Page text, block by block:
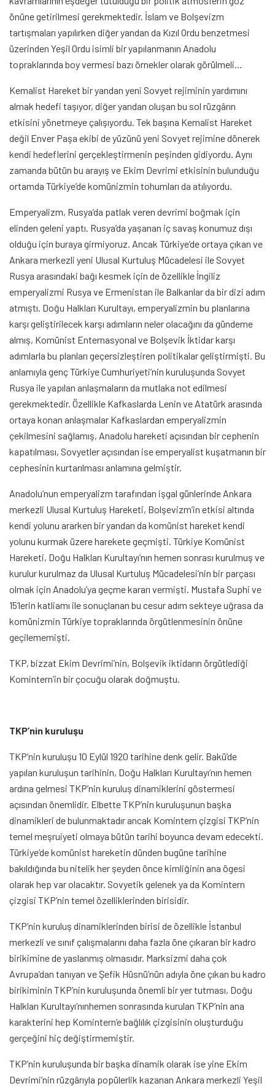
önüne getirilmesi gerekmektedir. İslam ve Bolşevizm
tartışmaları yapılırken diğer yandan da Kızıl Ordu benzetmesi
üzerinden Yeşil Ordu isimli bir yapılanmanın Anadolu
topraklarında boy vermesi bazı örnekler olarak görülmeli…
Kemalist Hareket bir yandan yeni Sovyet rejiminin yardımını
almak hedefi taşıyor, diğer yandan oluşan bu sol rüzgârın
etkisini yönetmeye çalışıyordu. Tek başına Kemalist Hareket
değil Enver Paşa ekibi de yüzünü yeni Sovyet rejimine dönerek
kendi hedeflerini gerçekleştirmenin peşinden gidiyordu. Aynı
zamanda bütün bu arayış ve Ekim Devrimi etkisinin bulunduğu
ortamda Türkiye’de komünizmin tohumları da atılıyordu.
Emperyalizm, Rusya’da patlak veren devrimi boğmak için
elinden geleni yaptı. Rusya’da yaşanan iç savaş konumuz dışı
olduğu için buraya girmiyoruz. Ancak Türkiye’de ortaya çıkan ve
Ankara merkezli yeni Ulusal Kurtuluş Mücadelesi ile Sovyet
Rusya arasındaki bağı kesmek için de özellikle İngiliz
emperyalizmi Rusya ve Ermenistan ile Balkanlar da bir dizi adım
atmıştı. Doğu Halkları Kurultayı, emperyalizmin bu planlarına
karşı geliştirilecek karşı adımların neler olacağını da gündeme
almış, Komünist Enternasyonal ve Bolşevik İktidar karşı
adımlarla bu planları geçersizleştiren politikalar geliştirmişti. Bu
anlamıyla genç Türkiye Cumhuriyeti’nin kuruluşunda Sovyet
Rusya ile yapılan anlaşmaların da mutlaka not edilmesi
gerekmektedir. Özellikle Kafkaslarda Lenin ve Atatürk arasında
ortaya konan anlaşmalar Kafkaslardan emperyalizmin
çekilmesini sağlamış, Anadolu hareketi açısından bir cephenin
kapatılması, Sovyetler açısından ise emperyalist kuşatmanın bir
cephesinin kurtarılması anlamına gelmiştir.
Anadolu’nun emperyalizm tarafından işgal günlerinde Ankara
merkezli Ulusal Kurtuluş Hareketi, Bolşevizm’in etkisi altında
kendi yolunu ararken bir yandan da komünist hareket kendi
yolunu kurmak üzere harekete geçmişti. Türkiye Komünist
Hareketi, Doğu Halkları Kurultayı’nın hemen sonrası kurulmuş ve
kurulur kurulmaz da Ulusal Kurtuluş Mücadelesi’nin bir parçası
olmak için Anadolu’ya geçme kararı vermişti. Mustafa Suphi ve
15’lerin katliamı ile sonuçlanan bu cesur adım sekteye uğrasa da
komünizmin Türkiye topraklarında örgütlenmesinin önüne
geçilememişti.
TKP, bizzat Ekim Devrimi’nin, Bolşevik iktidarın örgütlediği
Komintern’in bir çocuğu olarak doğmuştu.
TKP’nin kuruluşu
TKP’nin kuruluşu 10 Eylül 1920 tarihine denk gelir. Bakü’de
yapılan kuruluşun tarihinin, Doğu Halkları Kurultayı’nın hemen
ardına gelmesi TKP’nin kuruluş dinamiklerini göstermesi
açısından önemlidir. Elbette TKP’nin kuruluşunun başka
dinamikleri de bulunmaktadır ancak Komintern çizgisi TKP’nin
temel meşruiyeti olmaya bütün tarihi boyunca devam edecekti.
Türkiye’de komünist hareketin dünden bugüne tarihine
bakıldığında bu nitelik her şeyden önce kimliğinin ana ögesi
olarak hep var olacaktır. Sovyetik gelenek ya da Komintern
çizgisi TKP’nin temel özelliklerinden birisidir.
TKP’nin kuruluş dinamiklerinden birisi de özellikle İstanbul
merkezli ve sınıf çalışmalarını daha fazla öne çıkaran bir kadro
birikimine de yaslanmış olmasıdır. Marksizmi daha çok
Avrupa’dan tanıyan ve Şefik Hüsnü’nün adıyla öne çıkan bu kadro
birikiminin TKP’nin kuruluşunda önemli bir yer tutması, Doğu
Halkları Kurultayı’nınhemen sonrasında kurulan TKP’nin ana
karakterini hep Komintern’e bağlılık çizgisinin oluşturduğu
gerçeğini hiç değiştirmemiştir.
TKP’nin kuruluşunda bir başka dinamik olarak ise yine Ekim
Devrimi’nin rüzgârıyla popülerlik kazanan Ankara merkezli Yeşil